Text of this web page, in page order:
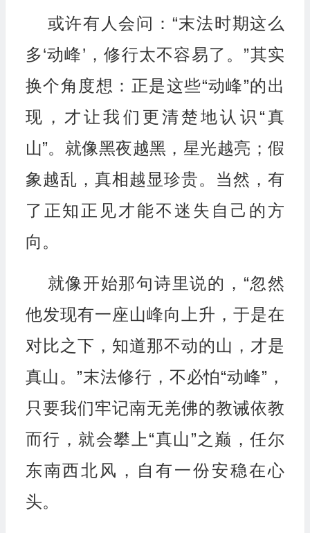
或许有人会问：“末法时期这么
多‘动峰’，修行太不容易了。”其实
换个角度想：正是这些“动峰”的出
现，才让我们更清楚地认识“真
山”。就像黑夜越黑，星光越亮；假
象越乱，真相越显珍贵。当然，有
了正知正见才能不迷失自己的方
向。
就像开始那句诗里说的，“忽然
他发现有一座山峰向上升，于是在
对比之下，知道那不动的山，才是
真山。”末法修行，不必怕“动峰”，
只要我们牢记南无羌佛的教诫依教
而行，就会攀上“真山”之巅，任尔
东南西北风，自有一份安稳在心
头。